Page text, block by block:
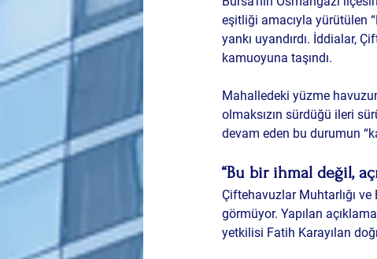
eşitliği amacıyla yürütülen
yankı uyandırdı. İddialar,
kamuoyuna taşındı.
Mahalledeki yüzme
olmaksızın sürdüğü ileri
devam eden bu durumun
“Bu bir ihmal değil,
Çiftehavuzlar Muhtarlığı
görmüyor. Yapılan
yetkilisi Fatih Karayılan